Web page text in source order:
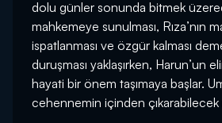
dolu günler sonunda bitmek
mahkemeye sunulması, Rıza’nın
ispatlanması ve özgür kalması
duruşması yaklaşırken, Harun’un
hayati bir önem taşımaya başlar.
cehennemin içinden çıkarabilecek